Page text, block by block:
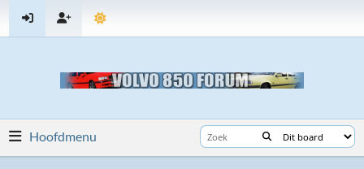
Hoofdmenu